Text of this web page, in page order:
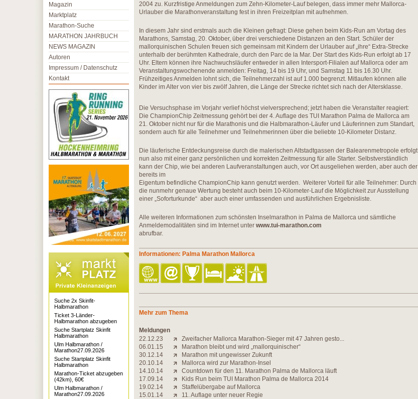
2004 zu. Kurzfristige Anmeldungen zum Zehn-Kilometer-Lauf belegen, dass immer mehr Mallorca-
Urlauber die Marathonveranstaltung fest in ihren Freizeitplan mit aufnehmen.
In diesem Jahr sind erstmals auch die Kleinen gefragt: Diese gehen beim Kids-Run am Vortag des
Marathons, Samstag, 20. Oktober, über drei verschiedene Distanzen an den Start. Schüler der
mallorquinischen Schulen freuen sich gemeinsam mit Kindern der Urlauber auf „ihre“ Extra-Strecke
unterhalb der berühmten Kathedrale, durch den Parc de la Mar. Der Start des Kids-Run erfolgt ab 17
Uhr. Eltern können ihre Nachwuchsläufer entweder in allen Intersport-Filialen auf Mallorca oder am
Veranstaltungswochenende anmelden: Freitag, 14 bis 19 Uhr, und Samstag 11 bis 16.30 Uhr.
Frühzeitiges Anmelden lohnt sich, die Teilnehmerzahl ist auf 1.000 begrenzt. Mitlaufen können alle
Kinder im Alter von vier bis zwölf Jahren, die Länge der Strecke richtet sich nach der Altersklasse.
Die Versuchsphase im Vorjahr verlief höchst vielversprechend; jetzt haben die Veranstalter reagiert:
Die ChampionChip Zeitmessung gehört bei der 4. Auflage des TUI Marathon Palma de Mallorca am
21. Oktober nicht nur für die Marathonis und die Halbmarathon-Läufer und Läuferinnen zum Standart,
sondern auch für alle Teilnehmer und Teilnehmerinnen über die beliebte 10-Kilometer Distanz.
Die läuferische Entdeckungsreise durch die malerischen Altstadtgassen der Balearenmetropole erfolgt
nun also mit einer ganz persönlichen und korrekten Zeitmessung für alle Starter. Selbstverständlich
kann der Chip, wie bei anderen Laufveranstaltungen auch, vor Ort ausgeliehen werden, aber auch der
bereits im
Eigentum befindliche ChampionChip kann genutzt werden. Weiterer Vorteil für alle Teilnehmer: Durch
die nunmehr genaue Wertung besteht auch beim 10-Kilometer-Lauf die Möglichkeit zur Ausstellung
einer „Soforturkunde“ aber auch einer umfassenden und ausführlichen Ergebnisliste.
Alle weiteren Informationen zum schönsten Inselmarathon in Palma de Mallorca und sämtliche
Anmeldemodalitäten sind im Internet unter www.tui-marathon.com
abrufbar.
Informationen: Palma Marathon Mallorca
Mehr zum Thema
Meldungen
22.12.23
Zweifacher Mallorca Marathon-Sieger mit 47 Jahren gesto...
06.01.15
Marathon bleibt und wird „mallorquinischer“
30.12.14
Marathon mit ungewisser Zukunft
20.10.14
Mallorca wird zur Marathon-Insel
14.10.14
Countdown für den 11. Marathon Palma de Mallorca läuft
17.09.14
Kids Run beim TUI Marathon Palma de Mallorca 2014
19.02.14
Staffelübergabe auf Mallorca
15.01.14
11. Auflage unter neuer Regie
Magazin
Marktplatz
Marathon-Suche
MARATHON JAHRBUCH
NEWS MAGAZIN
Autoren
Impressum / Datenschutz
Kontakt
Suche 2x Skinfit-
Halbmarathon
Ticket 3-Länder-
Halbmarathon abzugeben
Suche Startplatz Skinfit
Halbmarathon
Ulm Halbmarathon /
Marathon27.09.2026
Suche Startplatz Skinfit
Halbmarathon
Marathon-Ticket abzugeben
(42km), 60€
Ulm Halbmarathon /
Marathon27.09.2026